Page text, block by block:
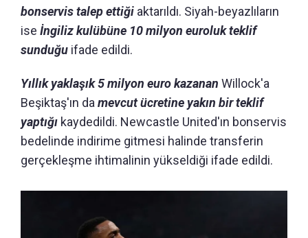
bonservis talep ettiği aktarıldı. Siyah-beyazlıların
ise İngiliz kulübüne 10 milyon euroluk teklif
sunduğu ifade edildi.
Yıllık yaklaşık 5 milyon euro kazanan Willock'a
Beşiktaş'ın da mevcut ücretine yakın bir teklif
yaptığı kaydedildi. Newcastle United'ın bonservis
bedelinde indirime gitmesi halinde transferin
gerçekleşme ihtimalinin yükseldiği ifade edildi.